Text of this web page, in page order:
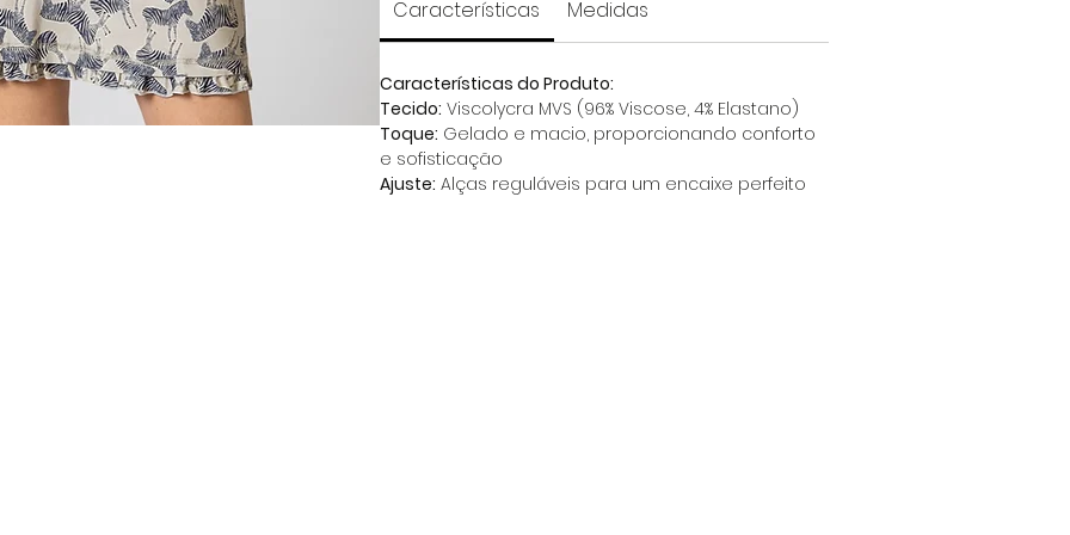
Características Medidas
Características do Produto:
Tecido: Viscolycra MVS (96% Viscose, 4% Elastano)
Toque: Gelado e macio, proporcionando conforto
e sofisticação
Ajuste: Alças reguláveis para um encaixe perfeito